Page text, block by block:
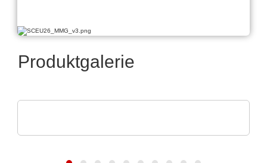
Produktgalerie